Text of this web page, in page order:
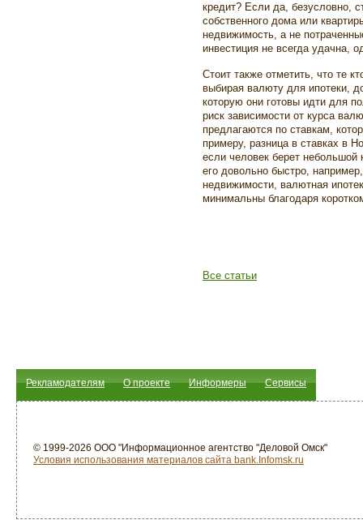
кредит? Если да, безусловно,
собственного дома или
недвижимость, а не
инвестиция не всегда удачна,
Стоит также отметить, что те
выбирая валюту для ипотеки,
которую они готовы идти для
риск зависимости от курса
предлагаются по ставкам,
примеру, разница в ставках в
если человек берет небольшой
его довольно быстро,
недвижимости, валютная
минимальны благодаря
Все статьи
Рекламодателям О проекте Информеры Сервисы
© 1999-2026 ООО "Информационное агентство "Деловой Омск"
Условия использования материалов сайта bank.Infomsk.ru